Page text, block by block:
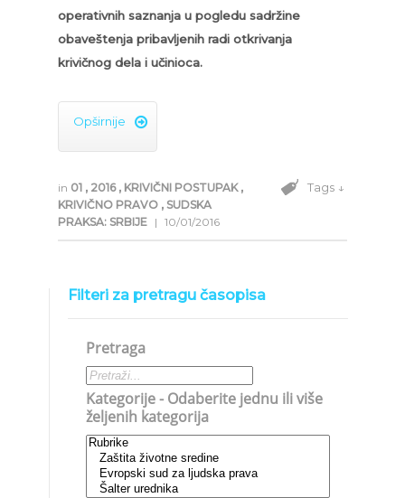
operativnih saznanja u pogledu sadržine
obaveštenja pribavljenih radi otkrivanja
krivičnog dela i učinioca.
Opširnije 
in 01 , 2016 , KRIVIČNI POSTUPAK ,
KRIVIČNO PRAVO , SUDSKA
PRAKSA: SRBIJE | 10/01/2016
Tags ↓
Filteri za pretragu časopisa
Pretraga
Kategorije - Odaberite jednu ili više
željenih kategorija